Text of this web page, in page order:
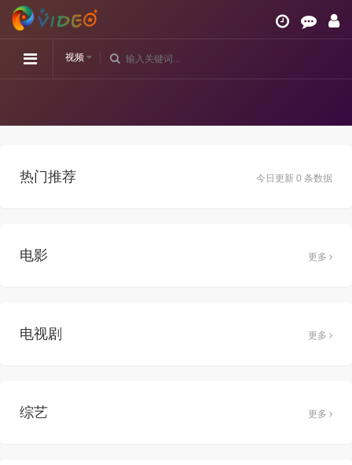
视频
今日更新 0 条数据
热门推荐
电影 更多
电视剧 更多
综艺 更多